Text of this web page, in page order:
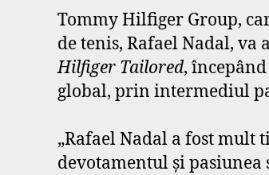
Tommy Hilfiger Group,
de tenis, Rafael Nadal,
Hilfiger Tailored,
global, prin intermediul
„Rafael Nadal a fost
devotamentul şi pasiunea